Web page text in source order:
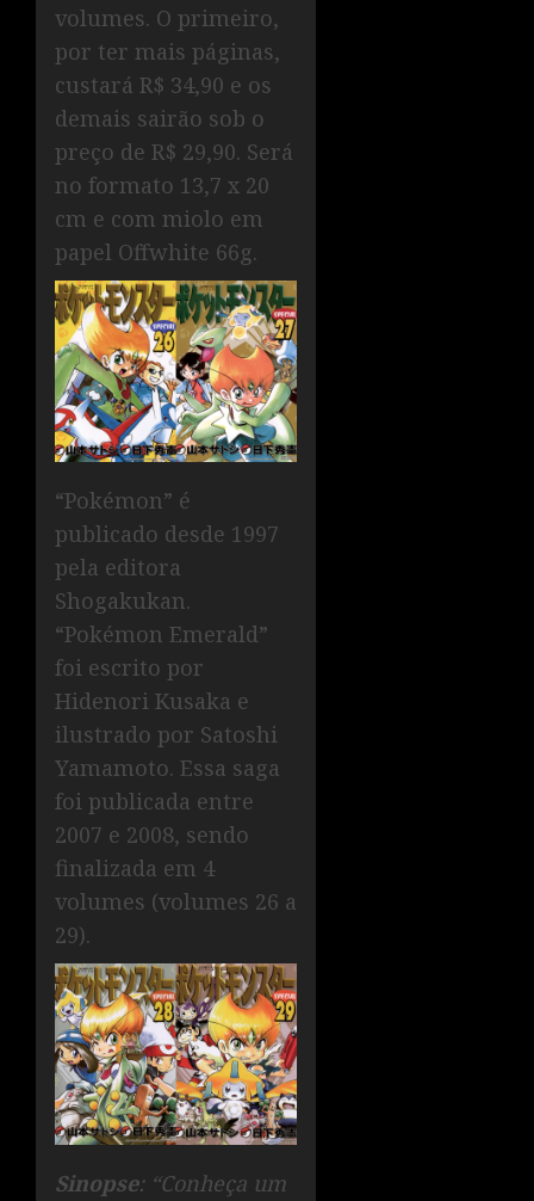
volumes. O primeiro,
por ter mais páginas,
custará R$ 34,90 e os
demais sairão sob o
preço de R$ 29,90. Será
no formato 13,7 x 20
cm e com miolo em
papel Offwhite 66g.
“Pokémon” é
publicado desde 1997
pela editora
Shogakukan.
“Pokémon Emerald”
foi escrito por
Hidenori Kusaka e
ilustrado por Satoshi
Yamamoto. Essa saga
foi publicada entre
2007 e 2008, sendo
finalizada em 4
volumes (volumes 26 a
29).
Sinopse: “Conheça um